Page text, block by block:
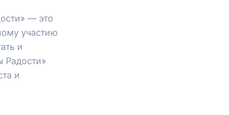
— это
участию
и
Радости»
и